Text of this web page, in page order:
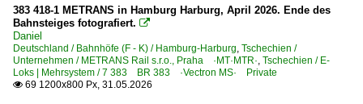
383 418-1 METRANS in Hamburg Harburg, April 2026. Ende des
Bahnsteiges fotografiert. 
Daniel
Deutschland / Bahnhöfe (F - K) / Hamburg-Harburg, Tschechien /
Unternehmen / METRANS Rail s.r.o., Praha ·MT·MTR·, Tschechien / E-
Loks | Mehrsystem / 7 383 BR 383 ·Vectron MS· Private
 69 1200x800 Px, 31.05.2026